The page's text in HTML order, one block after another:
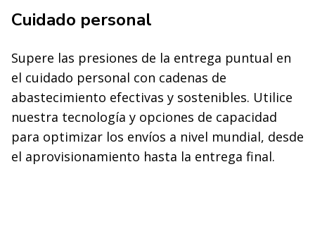
Cuidado personal
Supere las presiones de la entrega puntual en
el cuidado personal con cadenas de
abastecimiento efectivas y sostenibles. Utilice
nuestra tecnología y opciones de capacidad
para optimizar los envíos a nivel mundial, desde
el aprovisionamiento hasta la entrega final.